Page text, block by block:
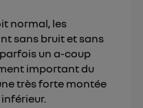
normal, les
sans bruit et sans
un a-coup
important du
très forte montée
l'utilisateur du mobile.
retirer ce
» en bas de ce site.
consulterla
les données